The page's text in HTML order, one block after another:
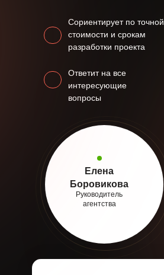
Сориентирует по точной
стоимости и срокам
разработки проекта
Ответит на все
интересующие
вопросы
Елена
Боровикова
Руководитель
агентства